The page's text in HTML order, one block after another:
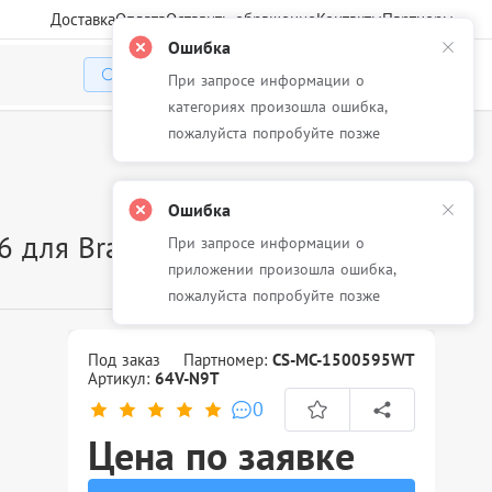
ДоставкаОплатаОставить обращениеКонтактыПартнеры
Избранное Корзина
для Brady BMP-41/BMP-
Под заказ Партномер:CS-MC-1500595WT
Артикул: 64V-N9T
0
Цена по заявке
Ошибка
При запросе информации о
категориях произошла ошибка,
пожалуйста попробуйте позже
Ошибка
При запросе информации о
приложении произошла ошибка,
пожалуйста попробуйте позже